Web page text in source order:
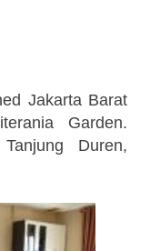
Jakarta Barat
Garden.
Duren,